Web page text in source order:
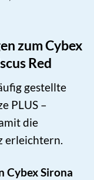
zum Cybex
Red
gestellte
PLUS –
die
erleichtern.
Cybex Sirona